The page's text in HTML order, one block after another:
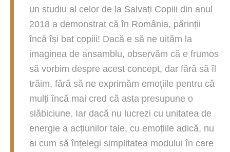
un studiu al celor de la Salvați Copiii din anul
2018 a demonstrat că în România, părinții
încă își bat copiii! Dacă e să ne uităm la
imaginea de ansamblu, observăm că e frumos
să vorbim despre acest concept, dar fără să îl
trăim, fără să ne exprimăm emoțiile pentru că
mulți încă mai cred că asta presupune o
slăbiciune. Iar dacă nu lucrezi cu unitatea de
energie a acțiunilor tale, cu emoțiile adică, nu
ai cum să înțelegi simplitatea modului în care